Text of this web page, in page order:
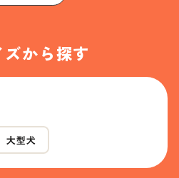
ズから探す
大型犬